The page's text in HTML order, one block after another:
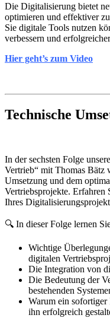
Die Digitalisierung bietet
optimieren und effektiver
Sie digitale Tools nutzen
verbessern und
Hier geht’s zum Video
Technische
In der sechsten Folge
Vertrieb“ mit Thomas Bätz
Umsetzung und dem
Vertriebsprojekte. Erfahren
Ihres
🔍 In dieser Folge lernen
Wichtige
digitalen
Die Integration von
Die Bedeutung der
bestehenden
Warum ein sofortiger
ihn erfolgreich